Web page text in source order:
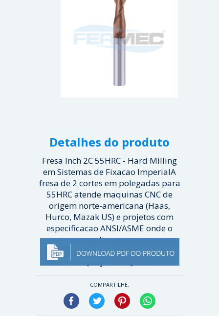
Detalhes do produto
Fresa Inch 2C 55HRC - Hard Milling
em Sistemas de Fixacao ImperialA
fresa de 2 cortes em polegadas para
55HRC atende maquinas CNC de
origem norte-americana (Haas,
Hurco, Mazak US) e projetos com
especificacao ANSI/ASME onde o
diam...
COMPARTILHE:
Facebook Twitter Pinterest